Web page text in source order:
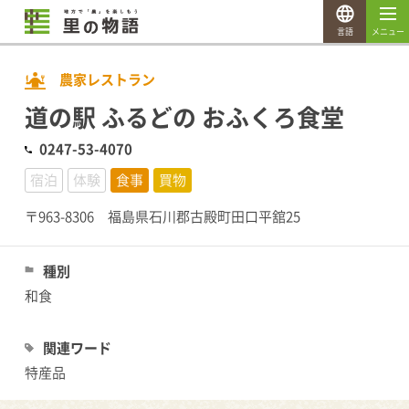
農家レストラン
道の駅 ふるどの おふくろ食堂
0247-53-4070
宿泊
体験 食事
買物
〒963-8306 福島県石川郡古殿町田口平舘25
種別
和食
関連ワード
特産品
メニュー
言語